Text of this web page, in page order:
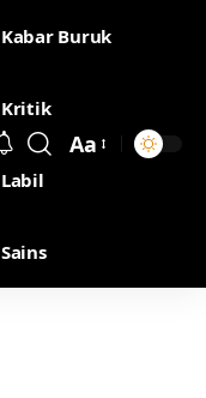
Kabar Buruk
Kritik
Labil
Sains
Aa